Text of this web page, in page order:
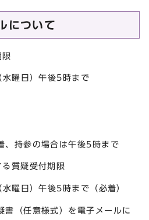
について
限
日）午後5時まで
参の場合は午後5時まで
る質疑受付期限
日）午後5時まで（必着）
任意様式）を電子メールに